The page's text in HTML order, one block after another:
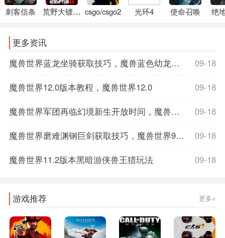
刺客信条 荒野大镖客2 csgo/csgo2 光环4 使命召唤 绝
更多资讯
09-18
魔兽世界蓝龙坐骑获取技巧，魔兽蓝色幼龙坐骑
09-18
魔兽世界12.0版本教程，魔兽世界12.0
09-18
魔兽世界军团再临幻境新生开放时间，魔兽世界军团再临数据库
09-18
魔兽世界磨难渊钢巨剑获取技巧，魔兽世界9.1磨难词缀
09-18
魔兽世界11.2版本黑暗游侠兽王猎玩法
游戏推荐 更多+